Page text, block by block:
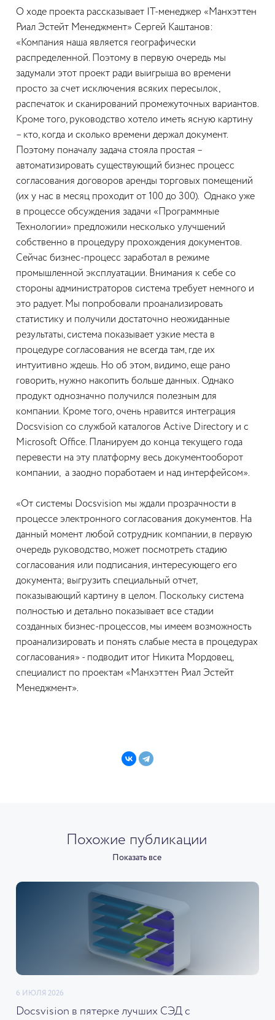
О ходе проекта рассказывает IT-менеджер «Манхэттен
Риал Эстейт Менеджмент» Сергей Каштанов:
«Компания наша является географически
распределенной. Поэтому в первую очередь мы
задумали этот проект ради выигрыша во времени
просто за счет исключения всяких пересылок,
распечаток и сканирований промежуточных вариантов.
Кроме того, руководство хотело иметь ясную картину
– кто, когда и сколько времени держал документ.
Поэтому поначалу задача стояла простая –
автоматизировать существующий бизнес процесс
согласования договоров аренды торговых помещений
(их у нас в месяц проходит от 100 до 300). Однако уже
в процессе обсуждения задачи «Программные
Технологии» предложили несколько улучшений
собственно в процедуру прохождения документов.
Сейчас бизнес-процесс заработал в режиме
промышленной эксплуатации. Внимания к себе со
стороны администраторов система требует немного и
это радует. Мы попробовали проанализировать
статистику и получили достаточно неожиданные
результаты, система показывает узкие места в
процедуре согласования не всегда там, где их
интуитивно ждешь. Но об этом, видимо, еще рано
говорить, нужно накопить больше данных. Однако
продукт однозначно получился полезным для
компании. Кроме того, очень нравится интеграция
Docsvision со службой каталогов Active Directory и с
Microsoft Office. Планируем до конца текущего года
перевести на эту платформу весь документооборот
компании, а заодно поработаем и над интерфейсом».
«От системы Docsvision мы ждали прозрачности в
процессе электронного согласования документов. На
данный момент любой сотрудник компании, в первую
очередь руководство, может посмотреть стадию
согласования или подписания, интересующего его
документа; выгрузить специальный отчет,
показывающий картину в целом. Поскольку система
полностью и детально показывает все стадии
созданных бизнес-процессов, мы имеем возможность
проанализировать и понять слабые места в процедурах
согласования» - подводит итог Никита Мордовец,
специалист по проектам «Манхэттен Риал Эстейт
Менеджмент».
Похожие публикации
Показать все
6 ИЮЛЯ 2026
Docsvision в пятерке лучших СЭД с